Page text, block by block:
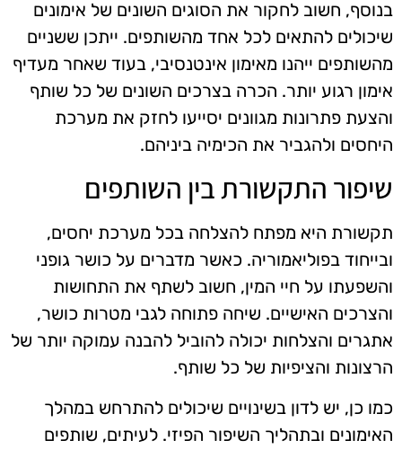
בנוסף, חשוב לחקור את הסוגים השונים של אימונים
שיכולים להתאים לכל אחד מהשותפים. ייתכן ששניים
מהשותפים ייהנו מאימון אינטנסיבי, בעוד שאחר מעדיף
אימון רגוע יותר. הכרה בצרכים השונים של כל שותף
והצעת פתרונות מגוונים יסייעו לחזק את מערכת
היחסים ולהגביר את הכימיה ביניהם.
שיפור התקשורת בין השותפים
תקשורת היא מפתח להצלחה בכל מערכת יחסים,
ובייחוד בפוליאמוריה. כאשר מדברים על כושר גופני
והשפעתו על חיי המין, חשוב לשתף את התחושות
והצרכים האישיים. שיחה פתוחה לגבי מטרות כושר,
אתגרים והצלחות יכולה להוביל להבנה עמוקה יותר של
הרצונות והציפיות של כל שותף.
כמו כן, יש לדון בשינויים שיכולים להתרחש במהלך
האימונים ובתהליך השיפור הפיזי. לעיתים, שותפים